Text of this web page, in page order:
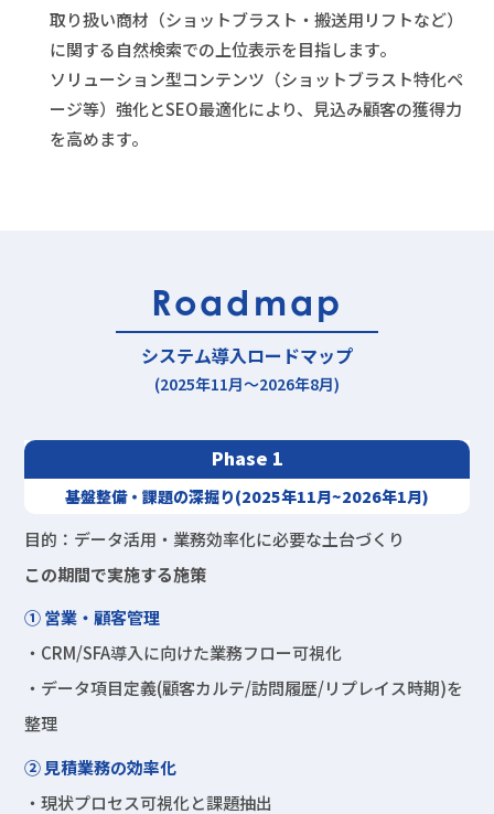
取り扱い商材（ショットブラスト・搬送用リフトなど）
に関する自然検索での上位表示を目指します。
ソリューション型コンテンツ（ショットブラスト特化ペ
ージ等）強化とSEO最適化により、見込み顧客の獲得力
を高めます。
Roadmap
システム導入ロードマップ
(2025年11月～2026年8月)
Phase 1
基盤整備・課題の深掘り(2025年11月~2026年1月)
目的：データ活用・業務効率化に必要な土台づくり
この期間で実施する施策
① 営業・顧客管理
・CRM/SFA導入に向けた業務フロー可視化
・データ項目定義(顧客カルテ/訪問履歴/リプレイス時期)を
整理
② 見積業務の効率化
・現状プロセス可視化と課題抽出